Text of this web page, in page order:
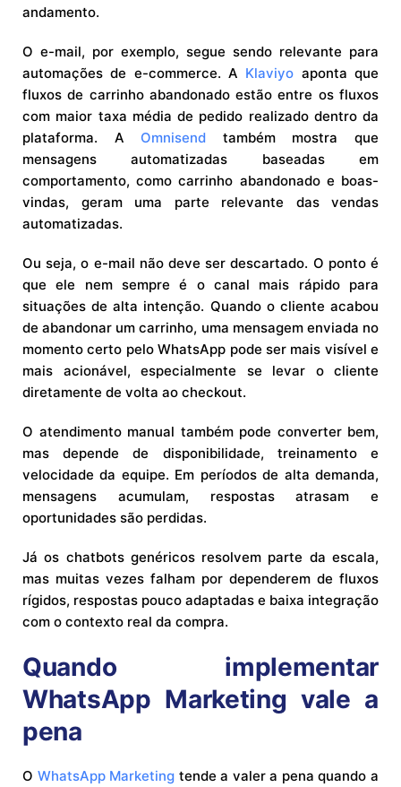
andamento.
O e-mail, por exemplo, segue sendo relevante para
automações de e-commerce. A Klaviyo aponta que
fluxos de carrinho abandonado estão entre os fluxos
com maior taxa média de pedido realizado dentro da
plataforma. A Omnisend também mostra que
mensagens automatizadas baseadas em
comportamento, como carrinho abandonado e boas-
vindas, geram uma parte relevante das vendas
automatizadas.
Ou seja, o e-mail não deve ser descartado. O ponto é
que ele nem sempre é o canal mais rápido para
situações de alta intenção. Quando o cliente acabou
de abandonar um carrinho, uma mensagem enviada no
momento certo pelo WhatsApp pode ser mais visível e
mais acionável, especialmente se levar o cliente
diretamente de volta ao checkout.
O atendimento manual também pode converter bem,
mas depende de disponibilidade, treinamento e
velocidade da equipe. Em períodos de alta demanda,
mensagens acumulam, respostas atrasam e
oportunidades são perdidas.
Já os chatbots genéricos resolvem parte da escala,
mas muitas vezes falham por dependerem de fluxos
rígidos, respostas pouco adaptadas e baixa integração
com o contexto real da compra.
Quando implementar
WhatsApp Marketing vale a
pena
O WhatsApp Marketing tende a valer a pena quando a